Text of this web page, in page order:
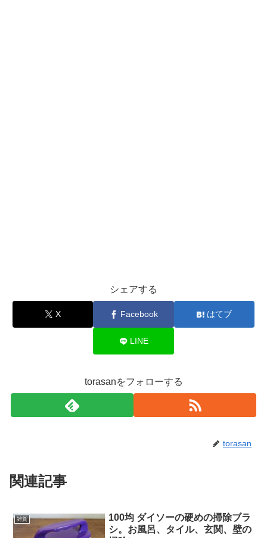
シェアする
X Facebook はてブ
LINE
torasanをフォローする
torasan
関連記事
雑貨
100均 ダイソーの硬めの掃除ブラ
シ。お風呂、タイル、玄関、壁の